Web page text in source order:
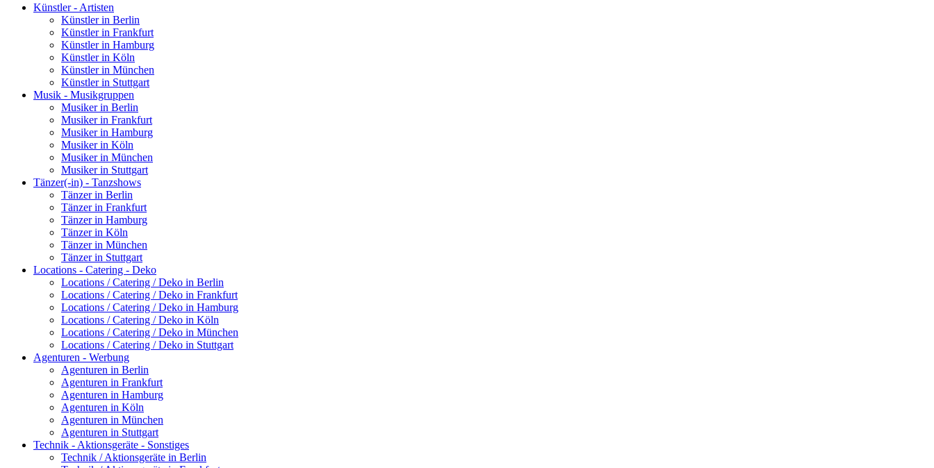
Künstler - Artisten
Künstler in Berlin
Künstler in Frankfurt
Künstler in Hamburg
Künstler in Köln
Künstler in München
Künstler in Stuttgart
Musik - Musikgruppen
Musiker in Berlin
Musiker in Frankfurt
Musiker in Hamburg
Musiker in Köln
Musiker in München
Musiker in Stuttgart
Tänzer(-in) - Tanzshows
Tänzer in Berlin
Tänzer in Frankfurt
Tänzer in Hamburg
Tänzer in Köln
Tänzer in München
Tänzer in Stuttgart
Locations - Catering - Deko
Locations / Catering / Deko in Berlin
Locations / Catering / Deko in Frankfurt
Locations / Catering / Deko in Hamburg
Locations / Catering / Deko in Köln
Locations / Catering / Deko in München
Locations / Catering / Deko in Stuttgart
Agenturen - Werbung
Agenturen in Berlin
Agenturen in Frankfurt
Agenturen in Hamburg
Agenturen in Köln
Agenturen in München
Agenturen in Stuttgart
Technik - Aktionsgeräte - Sonstiges
Technik / Aktionsgeräte in Berlin